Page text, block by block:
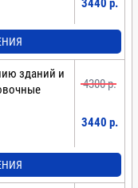
3440 p.
зданий и
4300 p.
3440 p.